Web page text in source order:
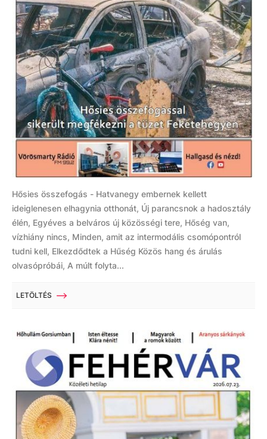
Hősies összefogás - Hatvanegy embernek kellett
ideiglenesen elhagynia otthonát, Új parancsnok a hadosztály
élén, Egyéves a belváros új közösségi tere, Hőség van,
vízhiány nincs, Minden, amit az intermodális csomópontról
tudni kell, Elkezdődtek a Hűség Közös hang és árulás
olvasópróbái, A múlt folyta...
LETÖLTÉS